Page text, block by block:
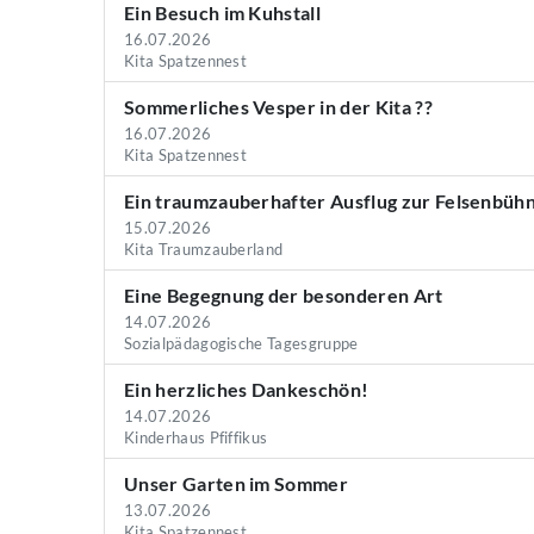
Ein Besuch im Kuhstall
16.07.2026
Kita Spatzennest
Sommerliches Vesper in der Kita ??
16.07.2026
Kita Spatzennest
Ein traumzauberhafter Ausflug zur
15.07.2026
Kita Traumzauberland
Eine Begegnung der besonderen Art
14.07.2026
Sozialpädagogische Tagesgruppe
Ein herzliches Dankeschön!
14.07.2026
Kinderhaus Pfiffikus
Unser Garten im Sommer
13.07.2026